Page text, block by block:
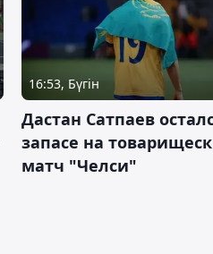
16:53, Бүгін
Дастан Сатпаев
запасе на
матч "Челси"